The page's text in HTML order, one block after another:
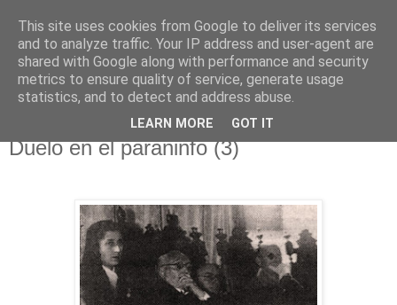
El pisapapeles de Karlsbad
Páginas de un escritor rural
miércoles, 5 de septiembre de 2018
Duelo en el paraninfo (3)
This site uses cookies from Google to deliver its services
and to analyze traffic. Your IP address and user-agent are
shared with Google along with performance and security
metrics to ensure quality of service, generate usage
statistics, and to detect and address abuse.
LEARN MORE GOT IT